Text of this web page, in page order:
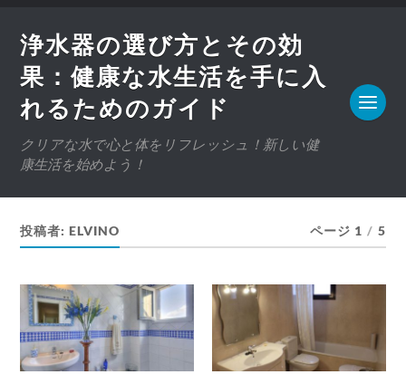
浄水器の選び方とその効
果：健康な水生活を手に入
れるためのガイド
クリアな水で心と体をリフレッシュ！新しい健
康生活を始めよう！
投稿者:ELVINO ページ 1 / 5